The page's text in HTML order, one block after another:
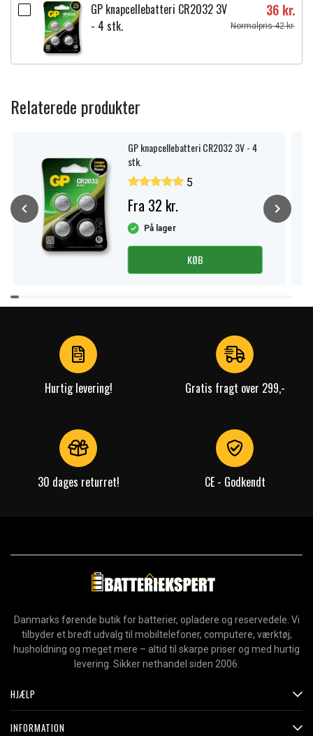
GP knapcellebatteri CR2032 3V
- 4 stk.
36 kr.
Normalpris 42 kr.
Relaterede produkter
GP knapcellebatteri CR2032 3V - 4
stk.
5
Fra 32 kr.
På lager
KØB
Item
1
Hurtig levering! Gratis fragt over 299,-
30 dages returret! CE - Godkendt
Danmarks førende butik for batterier, opladere og reservedele. Vi
tilbyder et bredt udvalg til mobiltelefoner, computere, værktøj,
husholdning og meget mere – altid til skarpe priser og med hurtig
levering. Sikker nethandel siden 2006.
HJÆLP
INFORMATION